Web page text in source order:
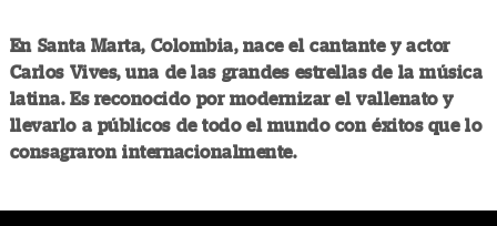
En Santa Marta, Colombia, nace el cantante y actor
Carlos Vives, una de las grandes estrellas de la música
latina. Es reconocido por modernizar el vallenato y
llevarlo a públicos de todo el mundo con éxitos que lo
consagraron internacionalmente.